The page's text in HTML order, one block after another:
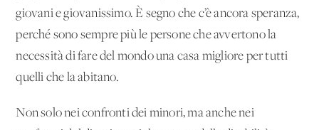
giovani e giovanissimo. È segno che c’è ancora speranza,
perché sono sempre più le persone che avvertono la
necessità di fare del mondo una casa migliore per tutti
quelli che la abitano.
Non solo nei confronti dei minori, ma anche nei